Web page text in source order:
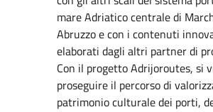
mare Adriatico centrale di
Abruzzo e con i contenuti
elaborati dagli altri partner di
Con il progetto Adrijoroutes, si
proseguire il percorso di
patrimonio culturale dei porti,